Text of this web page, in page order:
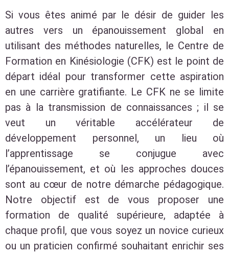
Si vous êtes animé par le désir de guider les
autres vers un épanouissement global en
utilisant des méthodes naturelles, le Centre de
Formation en Kinésiologie (CFK) est le point de
départ idéal pour transformer cette aspiration
en une carrière gratifiante. Le CFK ne se limite
pas à la transmission de connaissances ; il se
veut un véritable accélérateur de
développement personnel, un lieu où
l’apprentissage se conjugue avec
l’épanouissement, et où les approches douces
sont au cœur de notre démarche pédagogique.
Notre objectif est de vous proposer une
formation de qualité supérieure, adaptée à
chaque profil, que vous soyez un novice curieux
ou un praticien confirmé souhaitant enrichir ses